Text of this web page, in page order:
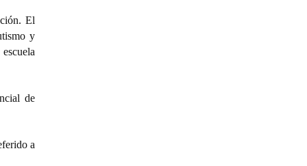
El
y
de
a